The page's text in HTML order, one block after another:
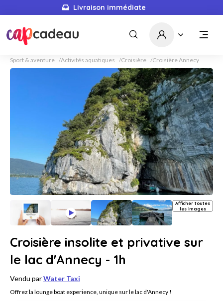
Livraison immédiate
Sport & aventure Activités aquatiques Croisière Croisière Annecy
Afficher toutes
les images
Croisière insolite et privative sur
le lac d'Annecy - 1h
Vendu parWater Taxi
Offrez la lounge boat experience, unique sur le lac d'Annecy !